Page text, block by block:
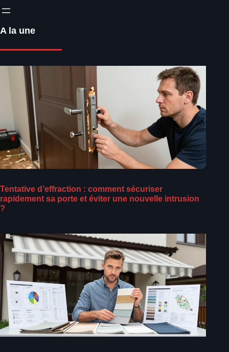
A la une
Tentative d’effraction : comment sécuriser
rapidement sa porte et éviter une nouvelle intrusion
?